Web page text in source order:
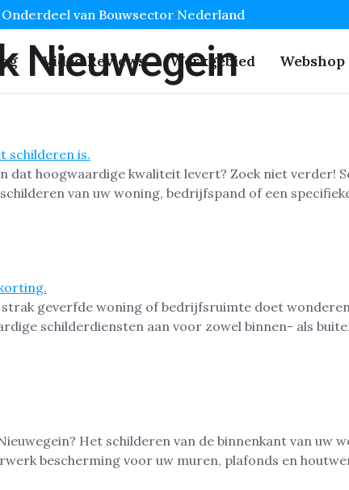
Onderdeel van Bouwsector Nederland
Video Reviews Werkgebied Webshop
Nieuwegein
dat hoogwaardige kwaliteit levert? Zoek niet verder!
van uw woning, bedrijfspand of een
geverfde woning of bedrijfsruimte doet
schilderdiensten aan voor zowel binnen- als
Het schilderen van de binnenkant van uw
bescherming voor uw muren, plafonds en